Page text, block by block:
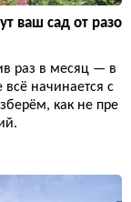
ваш сад от разо
раз в месяц — в
всё начинается с
как не пре